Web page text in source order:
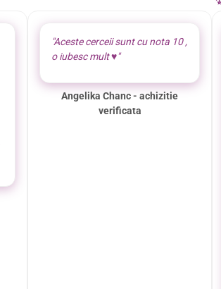
"Aceste cerceii sunt cu nota 10 ,
o iubesc mult ♥️"
Angelika Chanc - achizitie
verificata